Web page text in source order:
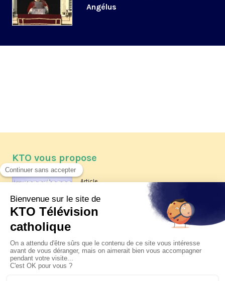
Angélus
KTO vous propose
Article
Les reportages d'été 2026 de KTO
La visite pastorale du pape Léon
XIV à Assise à suivre sur KTO le
jeudi 6 août